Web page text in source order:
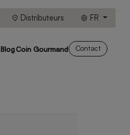
Distributeurs FR
BlogCoin Gourmand Contact